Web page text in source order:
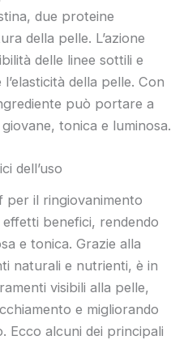
due proteine
della pelle. L’azione
delle linee sottili e
della pelle. Con
può portare a
tonica e luminosa.
dell’uso
per il ringiovanimento
benefici, rendendo
e tonica. Grazie alla
naturali e nutrienti, è in
visibili alla pelle,
e migliorando
Ecco alcuni dei principali